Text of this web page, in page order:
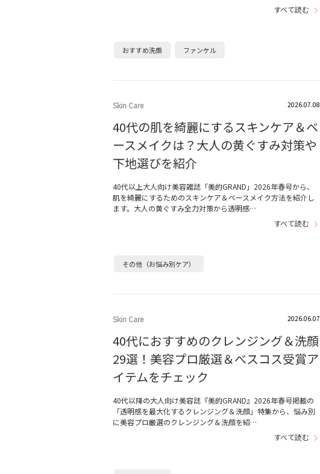
すべて読む
おすすめ洗顔 ファンケル
Skin Care 2026.07.08
40代の肌を綺麗にするスキンケア＆ベ
ースメイクは？大人の黄ぐすみ対策や
下地選びを紹介
40代以上大人向け美容雑誌「美的GRAND」2026年春号から、
肌を綺麗にするためのスキンケア＆ベースメイク方法を紹介し
ます。大人の黄ぐすみ全力対策から透明感…
すべて読む
その他（お悩み別ケア）
Skin Care 2026.06.07
40代におすすめのクレンジング＆洗顔
29選！美容プロ厳選＆べスコス受賞ア
イテムをチェック
40代以降の大人向け美容誌『美的GRAND』2026年春号掲載の
「透明感を最大化するクレンジング＆洗顔」特集から、悩み別
に美容プロ厳選のクレンジング＆洗顔を紹…
すべて読む